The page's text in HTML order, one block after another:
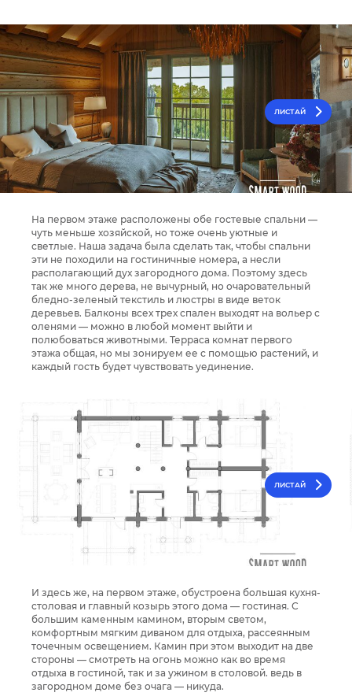
ЛИСТАЙ
На первом этаже расположены обе гостевые спальни —
чуть меньше хозяйской, но тоже очень уютные и
светлые. Наша задача была сделать так, чтобы спальни
эти не походили на гостиничные номера, а несли
располагающий дух загородного дома. Поэтому здесь
так же много дерева, не вычурный, но очаровательный
бледно-зеленый текстиль и люстры в виде веток
деревьев. Балконы всех трех спален выходят на вольер с
оленями — можно в любой момент выйти и
полюбоваться животными. Терраса комнат первого
этажа общая, но мы зонируем ее с помощью растений, и
каждый гость будет чувствовать уединение.
ЛИСТАЙ
И здесь же, на первом этаже, обустроена большая кухня-
столовая и главный козырь этого дома — гостиная. С
большим каменным камином, вторым светом,
комфортным мягким диваном для отдыха, рассеянным
точечным освещением. Камин при этом выходит на две
стороны — смотреть на огонь можно как во время
отдыха в гостиной, так и за ужином в столовой. ведь в
загородном доме без очага — никуда.